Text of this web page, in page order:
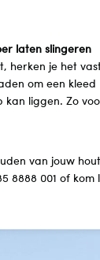
laten slingeren
herken je het
om een kleed
liggen. Zo
van jouw
8888 001 of kom